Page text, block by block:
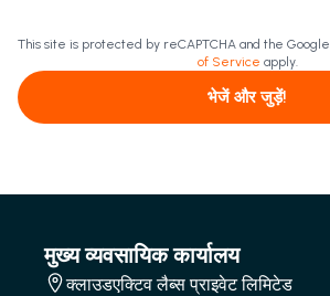
This site is protected by reCAPTCHA and the Google
of Service apply.
भेजें और जुड़ें!
मुख्य व्यवसायिक कार्यालय
क्लाउडएक्टिव लैब्स प्राइवेट लिमिटेड